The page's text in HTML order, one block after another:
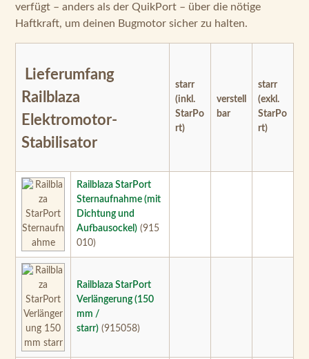
verfügt – anders als der QuikPort – über die nötige
Haftkraft, um deinen Bugmotor sicher zu halten.
Lieferumfang
Railblaza
Elektromotor-
Stabilisator
starr
(inkl.
StarPo
rt)
verstell
bar
starr
(exkl.
StarPo
rt)
Railblaza StarPort
Sternaufnahme (mit
Dichtung und
Aufbausockel) (915
010)
Railblaza StarPort
Verlängerung (150
mm /
starr) (915058)